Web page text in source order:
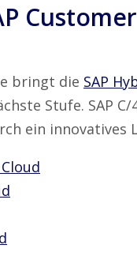
bringt die SAP
Stufe. SAP
ein innovatives